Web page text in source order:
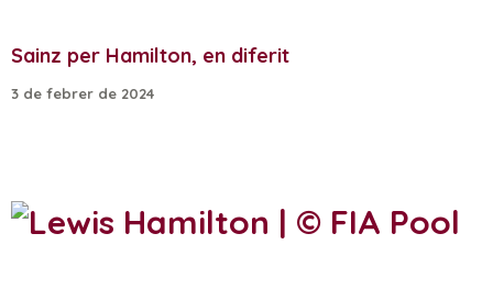
Sainz per Hamilton, en diferit
3 de febrer de 2024